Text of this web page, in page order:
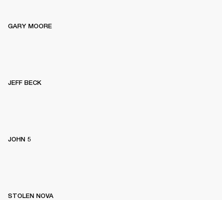
GARY MOORE
JEFF BECK
JOHN 5
STOLEN NOVA